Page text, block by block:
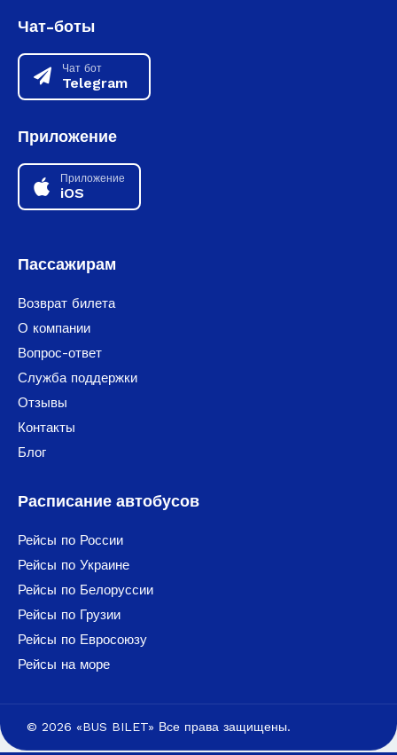
Чат-боты
Чат бот
Telegram
Приложение
Приложение
iOS
Пассажирам
Возврат билета
О компании
Вопрос-ответ
Служба поддержки
Отзывы
Контакты
Блог
Расписание автобусов
Рейсы по России
Рейсы по Украине
Рейсы по Белоруссии
Рейсы по Грузии
Рейсы по Евросоюзу
Рейсы на море
© 2026 «BUS BILET» Все права защищены.